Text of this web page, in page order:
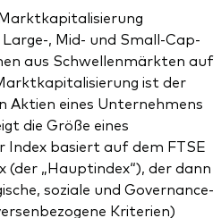
, Mid- und Small-Cap-
aus Schwellenmärkten auf
ist der
eines Unternehmens
die Größe eines
Index basiert auf dem FTSE
(der „Hauptindex“), der dann
soziale und Governance-
Kriterien)